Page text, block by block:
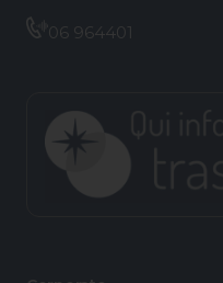
06 964401